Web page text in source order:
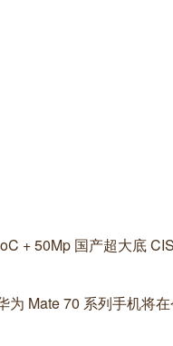
+ 50Mp 国产超大底 CIS
Mate 70 系列手机将